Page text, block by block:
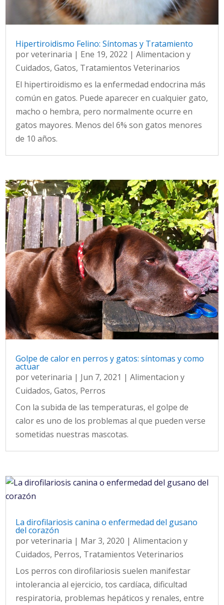
Hipertiroidismo Felino: Síntomas y Tratamiento
porveterinaria | Ene 19, 2022 |Alimentacion y
Cuidados,Gatos, Tratamientos Veterinarios
El hipertiroidismo es la enfermedad endocrina más
común en gatos. Puede aparecer en cualquier gato,
macho o hembra, pero normalmente ocurre en
gatos mayores. Menos del 6% son gatos menores
de 10 años.
Golpe de calor en perros y gatos: síntomas y como
actuar
porveterinaria | Jun 7, 2021 |Alimentacion y
Cuidados,Gatos, Perros
Con la subida de las temperaturas, el golpe de
calor es uno de los problemas al que pueden verse
sometidas nuestras mascotas.
La dirofilariosis canina o enfermedad del gusano
del corazón
porveterinaria | Mar 3, 2020 |Alimentacion y
Cuidados, Perros, Tratamientos Veterinarios
Los perros con dirofilariosis suelen manifestar
intolerancia al ejercicio, tos cardíaca, dificultad
respiratoria, problemas hepáticos y renales, entre